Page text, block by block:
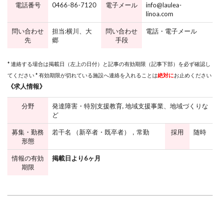
電話番号 0466-86-7120 電子メール
info@laulea-
linoa.com
問い合わせ
先
担当:横川、大
郷
問い合わせ
手段
電話・電子メール
* 連絡する場合は掲載日（左上の日付）と記事の有効期限（記事下部）を必ず確認し
てください * 有効期限が切れている施設へ連絡を入れることは絶対にお止めください
《求人情報》
分野
発達障害・特別支援教育, 地域支援事業、地域づくりな
ど
募集・勤務
形態
若干名 （新卒者・既卒者），常勤 採用 随時
情報の有効
期限
掲載日より6ヶ月